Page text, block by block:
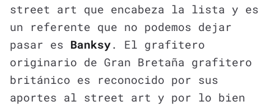
street art que encabeza la lista y es
un referente que no podemos dejar
pasar es Banksy. El grafitero
originario de Gran Bretaña grafitero
británico es reconocido por sus
aportes al street art y por lo bien